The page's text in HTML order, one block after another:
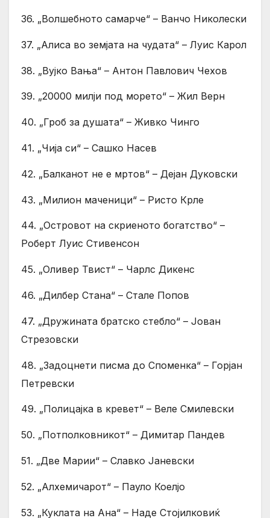
36. „Волшебното самарче“ – Ванчо Николески
37. „Алиса во земјата на чудата“ – Луис Карол
38. „Вујко Вања“ – Антон Павлович Чехов
39. „20000 милји под морето“ – Жил Верн
40. „Гроб за душата“ – Живко Чинго
41. „Чија си“ – Сашко Насев
42. „Балканот не е мртов“ – Дејан Дуковски
43. „Милион маченици“ – Ристо Крле
44. „Островот на скриеното богатство“ –
Роберт Луис Стивенсон
45. „Оливер Твист“ – Чарлс Дикенс
46. „Дилбер Стана“ – Стале Попов
47. „Дружината братско стебло“ – Јован
Стрезовски
48. „Задоцнети писма до Споменка“ – Горјан
Петревски
49. „Полицајка в кревет“ – Веле Смилевски
50. „Потполковникот“ – Димитар Пандев
51. „Две Марии“ – Славко Јаневски
52. „Алхемичарот“ – Пауло Коелјо
53. „Куклата на Ана“ – Наде Стојилковиќ